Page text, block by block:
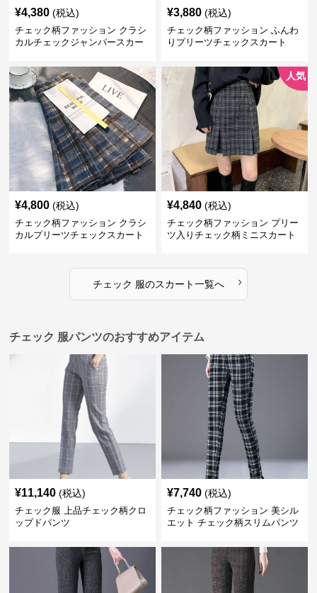
¥4,380 (税込)
チェック柄ファッション クラシ
カルチェックジャンパースカー
¥3,880 (税込)
チェック柄ファッション ふんわ
りプリーツチェックスカート
¥4,800 (税込)
チェック柄ファッション クラシ
カルプリーツチェックスカート
人気
¥4,840 (税込)
チェック柄ファッション プリー
ツ入りチェック柄ミニスカート
チェック 服のスカート一覧へ ›
チェック 服パンツのおすすめアイテム
¥11,140 (税込)
チェック服 上品チェック柄クロ
ップドパンツ
¥7,740 (税込)
チェック柄ファッション 美シル
エット チェック柄スリムパンツ